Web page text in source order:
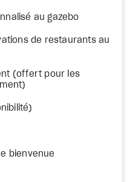
au gazebo
de restaurants au
(offert pour les
bienvenue